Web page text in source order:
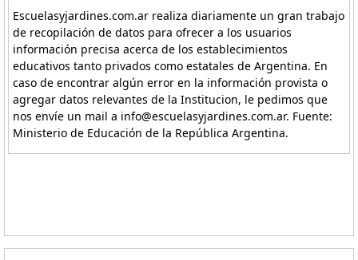
Escuelasyjardines.com.ar realiza diariamente un gran trabajo
de recopilación de datos para ofrecer a los usuarios
información precisa acerca de los establecimientos
educativos tanto privados como estatales de Argentina. En
caso de encontrar algún error en la información provista o
agregar datos relevantes de la Institucion, le pedimos que
nos envíe un mail a info@escuelasyjardines.com.ar. Fuente:
Ministerio de Educación de la República Argentina.